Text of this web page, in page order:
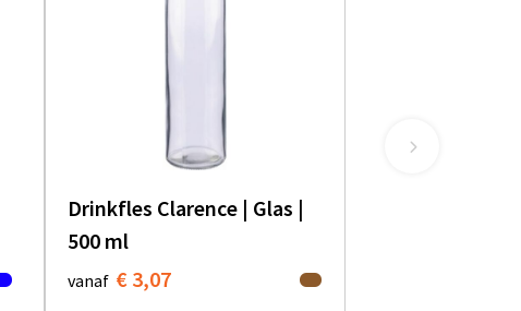
Drinkfles Clarence | Glas |
500 ml
vanaf € 3,07